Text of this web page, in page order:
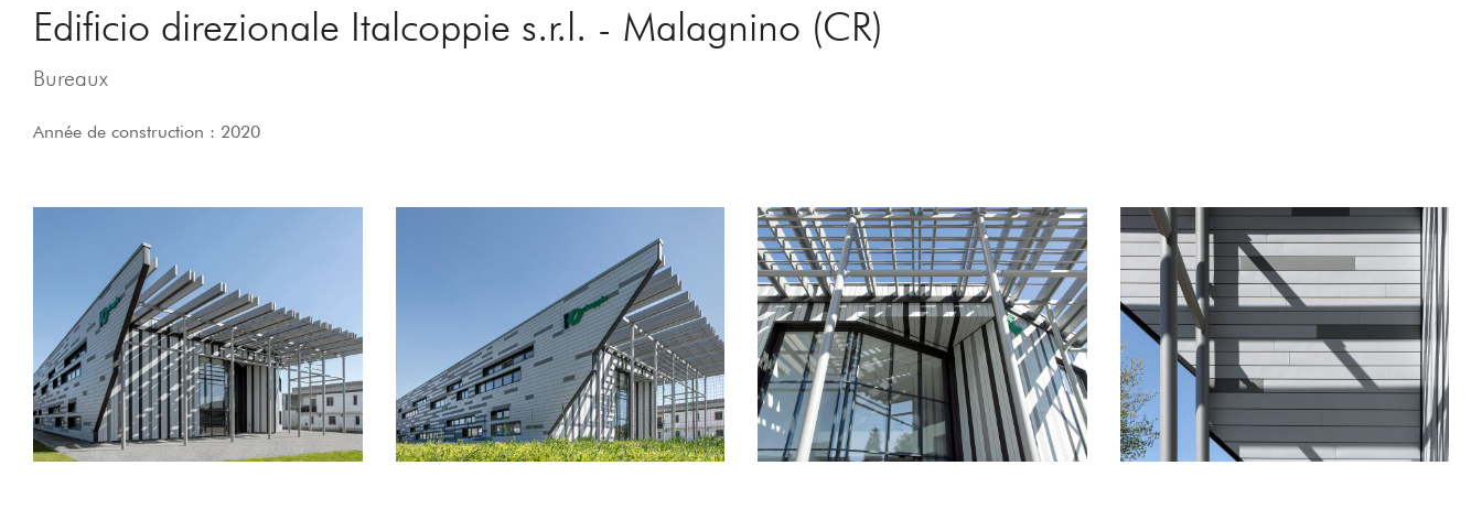
Edificio direzionale Italcoppie s.r.l. - Malagnino (CR)
Bureaux
Année de construction : 2020